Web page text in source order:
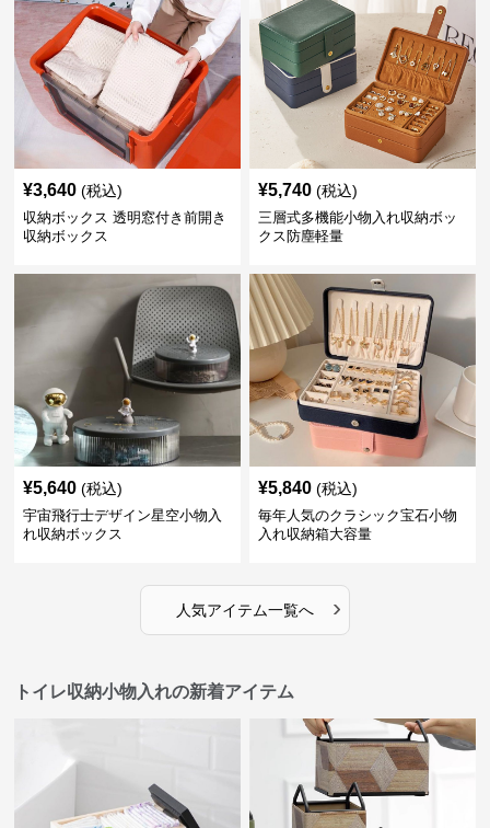
¥3,640 (税込)
収納ボックス 透明窓付き前開き
収納ボックス
¥5,740 (税込)
三層式多機能小物入れ収納ボッ
クス防塵軽量
¥5,640 (税込)
宇宙飛行士デザイン星空小物入
れ収納ボックス
¥5,840 (税込)
毎年人気のクラシック宝石小物
入れ収納箱大容量
人気アイテム一覧へ ›
トイレ収納小物入れの新着アイテム